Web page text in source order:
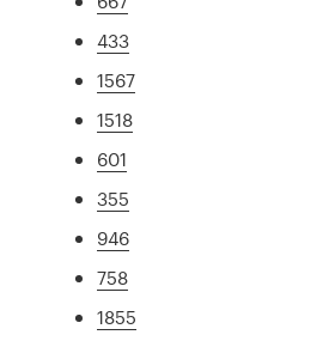
433
1567
1518
601
355
946
758
1855